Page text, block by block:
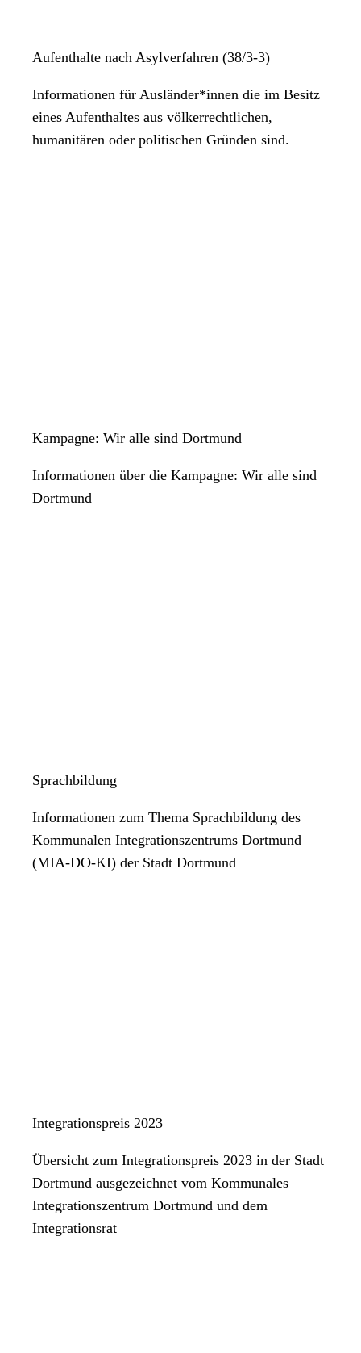
Aufenthalte nach Asylverfahren (38/3-3)
Informationen für Ausländer*innen die im Besitz
eines Aufenthaltes aus völkerrechtlichen,
humanitären oder politischen Gründen sind.
Kampagne: Wir alle sind Dortmund
Informationen über die Kampagne: Wir alle sind
Dortmund
Sprachbildung
Informationen zum Thema Sprachbildung des
Kommunalen Integrationszentrums Dortmund
(MIA-DO-KI) der Stadt Dortmund
Integrationspreis 2023
Übersicht zum Integrationspreis 2023 in der Stadt
Dortmund ausgezeichnet vom Kommunales
Integrationszentrum Dortmund und dem
Integrationsrat